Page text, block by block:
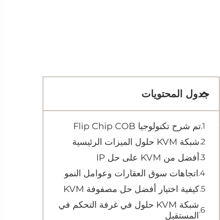
جدول المحتويات
تم شرح تكنولوجيا Flip Chip COB
شبكة KVM حلول الميزات الرئيسية
أفضل من KVM على حل IP
اتجاهات سوق العقارات وعوامل النمو
كيفية اختيار أفضل حل مصفوفة KVM
شبكة KVM حلول في غرفة التحكم في
المستقبل